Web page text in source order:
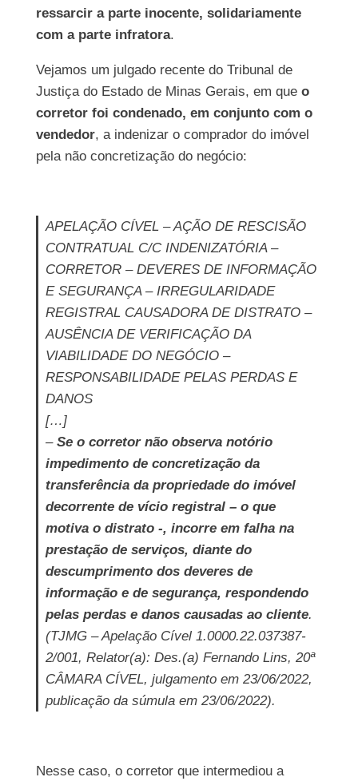
ressarcir a parte inocente, solidariamente
com a parte infratora.
Vejamos um julgado recente do Tribunal de
Justiça do Estado de Minas Gerais, em que o
corretor foi condenado, em conjunto com o
vendedor, a indenizar o comprador do imóvel
pela não concretização do negócio:
APELAÇÃO CÍVEL – AÇÃO DE RESCISÃO
CONTRATUAL C/C INDENIZATÓRIA –
CORRETOR – DEVERES DE INFORMAÇÃO
E SEGURANÇA – IRREGULARIDADE
REGISTRAL CAUSADORA DE DISTRATO –
AUSÊNCIA DE VERIFICAÇÃO DA
VIABILIDADE DO NEGÓCIO –
RESPONSABILIDADE PELAS PERDAS E
DANOS
[…]
–Se o corretor não observa notório
impedimento de concretização da
transferência da propriedade do imóvel
decorrente de vício registral – o que
motiva o distrato -, incorre em falha na
prestação de serviços, diante do
descumprimento dos deveres de
informação e de segurança, respondendo
pelas perdas e danos causadas ao cliente.
(TJMG – Apelação Cível 1.0000.22.037387-
2/001, Relator(a): Des.(a) Fernando Lins, 20ª
CÂMARA CÍVEL, julgamento em 23/06/2022,
publicação da súmula em 23/06/2022).
Nesse caso, o corretor que intermediou a